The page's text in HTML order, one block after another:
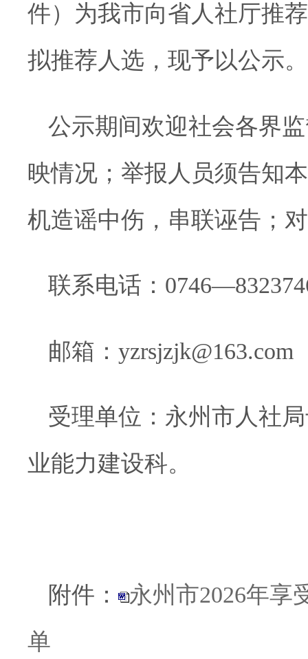
件）为我市向省人社厅推
拟推荐人选，现予以公示。
公示期间欢迎社会各界
映情况 ； 举报人员须告知
机造谣中伤，串联诬告 ；
联系电话：
邮箱： yzrsjzjk@163.com
受理单位 ：永州市人社
业能力建设科。
附件：
永州市2026年享
单